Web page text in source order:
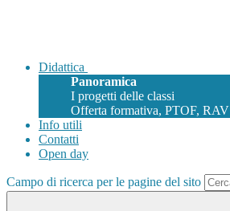
Didattica
Panoramica
I progetti delle classi
Offerta formativa, PTOF, RAV
Info utili
Contatti
Open day
Campo di ricerca per le pagine del sito